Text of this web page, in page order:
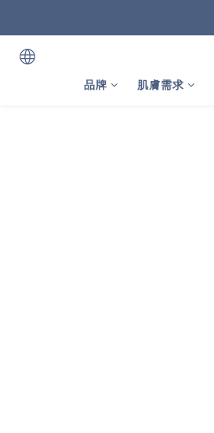
品牌 肌膚需求